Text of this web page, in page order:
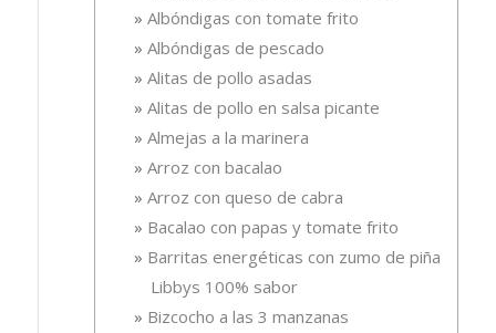
Albóndigas con tomate frito
Albóndigas de pescado
Alitas de pollo asadas
Alitas de pollo en salsa picante
Almejas a la marinera
Arroz con bacalao
Arroz con queso de cabra
Bacalao con papas y tomate frito
Barritas energéticas con zumo de piña
Libbys 100% sabor
Bizcocho a las 3 manzanas